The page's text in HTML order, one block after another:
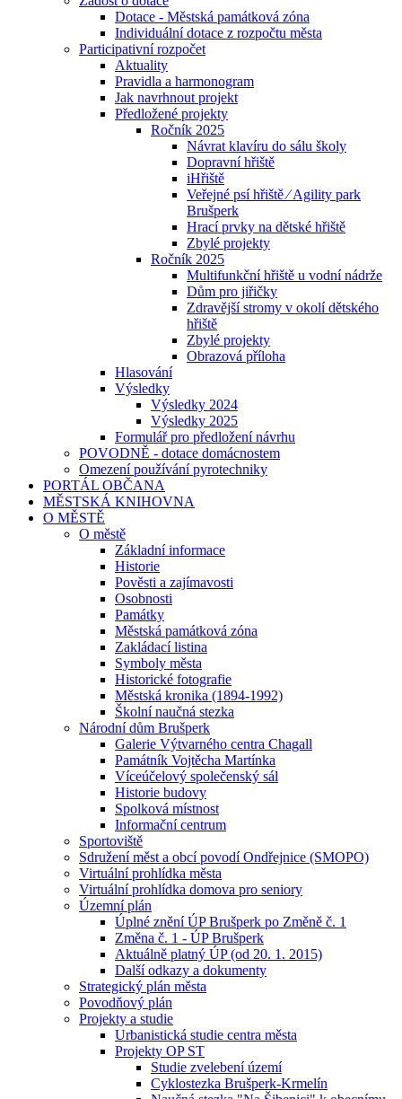
Dotace - Městská památková zóna
Individuální dotace z rozpočtu města
Participativní rozpočet
Aktuality
Pravidla a harmonogram
Jak navrhnout projekt
Předložené projekty
Ročník 2025
Návrat klavíru do sálu školy
Dopravní hřiště
iHřiště
Veřejné psí hřiště ⁄ Agility park
Brušperk
Hrací prvky na dětské hřiště
Zbylé projekty
Ročník 2025
Multifunkční hřiště u vodní nádrže
Dům pro jiřičky
Zdravější stromy v okolí dětského
hřiště
Zbylé projekty
Obrazová příloha
Hlasování
Výsledky
Výsledky 2024
Výsledky 2025
Formulář pro předložení návrhu
POVODNĚ - dotace domácnostem
Omezení používání pyrotechniky
PORTÁL OBČANA
MĚSTSKÁ KNIHOVNA
O MĚSTĚ
O městě
Základní informace
Historie
Pověsti a zajímavosti
Osobnosti
Památky
Městská památková zóna
Zakládací listina
Symboly města
Historické fotografie
Městská kronika (1894-1992)
Školní naučná stezka
Národní dům Brušperk
Galerie Výtvarného centra Chagall
Památník Vojtěcha Martínka
Víceúčelový společenský sál
Historie budovy
Spolková místnost
Informační centrum
Sportoviště
Sdružení měst a obcí povodí Ondřejnice (SMOPO)
Virtuální prohlídka města
Virtuální prohlídka domova pro seniory
Územní plán
Úplné znění ÚP Brušperk po Změně č. 1
Změna č. 1 - ÚP Brušperk
Aktuálně platný ÚP (od 20. 1. 2015)
Další odkazy a dokumenty
Strategický plán města
Povodňový plán
Projekty a studie
Urbanistická studie centra města
Projekty OP ST
Studie zvelebení území
Cyklostezka Brušperk-Krmelín